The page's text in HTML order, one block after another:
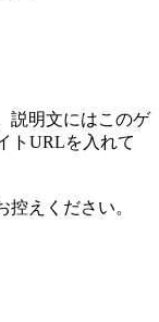
説明文にはこのゲ
トURLを入れて
えください。